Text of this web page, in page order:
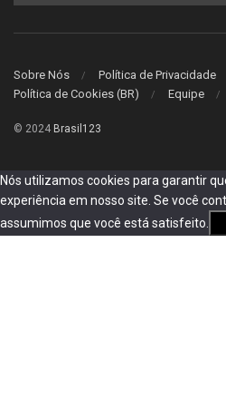
Sobre Nós Política de Privacidade
Política de Cookies (BR)
Equipe
© 2024 Brasil123
Nós utilizamos cookies para garantir
experiência em nosso site. Se você
assumimos que você está satisfeito.